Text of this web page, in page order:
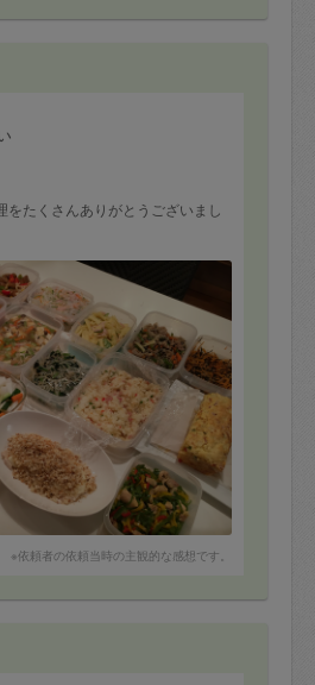
をたくさんありがとうございまし
※依頼者の依頼当時の主観的な感想です。